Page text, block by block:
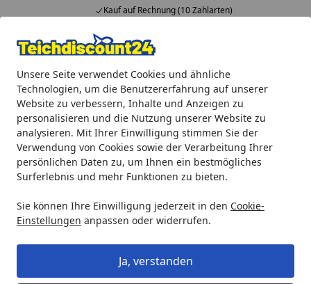
Unsere Seite verwendet Cookies und ähnliche
Technologien, um die Benutzererfahrung auf unserer
Website zu verbessern, Inhalte und Anzeigen zu
personalisieren und die Nutzung unserer Website zu
analysieren. Mit Ihrer Einwilligung stimmen Sie der
Verwendung von Cookies sowie der Verarbeitung Ihrer
persönlichen Daten zu, um Ihnen ein bestmögliches
Surferlebnis und mehr Funktionen zu bieten.
Sie können Ihre Einwilligung jederzeit in den Cookie-
Einstellungen anpassen oder widerrufen.
Ja, verstanden
Kauf auf Rechnung (10 Zahlarten)
Alle Produkte
Mein Konto
Suchen
Startseite
Teichprodukte Teichbau Deko Elemente
Heissner Teichfigur "Ente",
25x15x30cm